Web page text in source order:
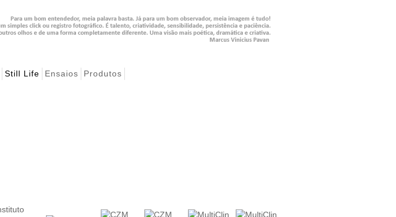
Still Life Ensaios
Produtos